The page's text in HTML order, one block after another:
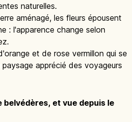
naturelles.
aménagé, les fleurs épousent
: l'apparence change selon
et de rose vermillon qui se
apprécié des voyageurs
belvédères, et vue depuis le